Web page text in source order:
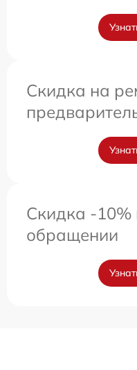
Скидка на
Скидка -10%
обращении